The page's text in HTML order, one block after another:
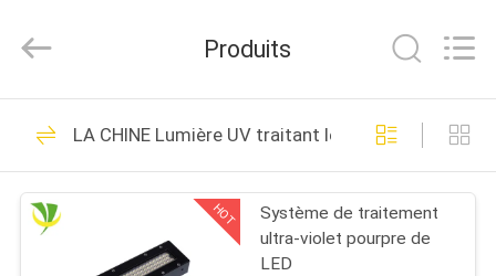
MAISON
PRODUITS
Syochi
Electronics
All
Reserved.
LED UV traitant le
système
70
Produits
LA CHINE Lumière UV traitant le système
HOT
Système de traitement
ultra-violet pourpre de
LED